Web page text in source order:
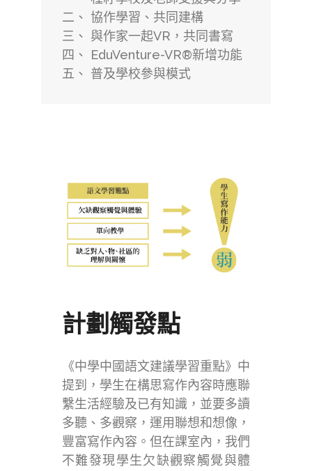
二、 協作學習、共同建構
三、 與作家一起VR，共同書寫
四、 EduVenture-VR®新增功能
五、 普及學校參與模式
計劃觸發點
《中學中國語文建議學習重點》中
提到，學生在構思寫作內容時應聯
繫生活經驗及已有知識，並要多讀
多聽、多觀察，運用聯想和想像，
豐富寫作內容。但在課室內，我們
不難發現學生欠缺觀察觸覺與體